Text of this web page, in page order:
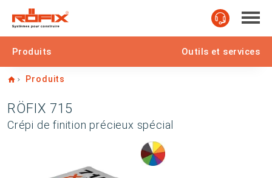
Produits Outils et services
Home
Produits
RÖFIX 715
Crépi de finition précieux spécial